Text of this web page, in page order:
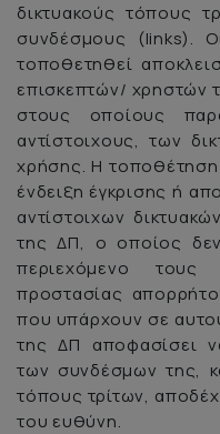
δικτυακούς τόπους
συνδέσμους (links).
τοποθετηθεί
επισκεπτών/ χρηστών
στους οποίους
αντίστοιχους, των
χρήσης. Η
ένδειξη έγκρισης ή
αντίστοιχων
της ΔΠ, ο οποίος
περιεχόμενο
προστασίας
που υπάρχουν σε
της ΔΠ αποφασίσει
των συνδέσμων της,
τόπους τρίτων,
του ευθύνη.